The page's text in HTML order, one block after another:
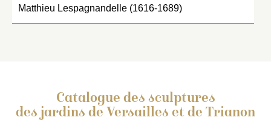
Matthieu Lespagnandelle (1616-1689)
Catalogue des sculptures
des jardins de Versailles et de Trianon